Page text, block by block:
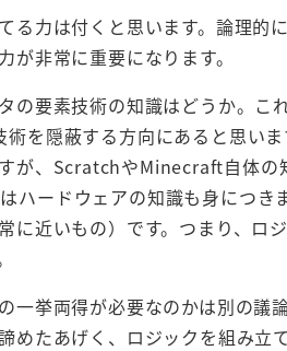
る力は付くと思います。論理的
が非常に重要になります。
の要素技術の知識はどうか。
を隠蔽する方向にあると思い
が、ScratchやMinecraft自体の
ハードウェアの知識も身につき
に近いもの）です。つまり、ロ
一挙両得が必要なのかは別の議
めたあげく、ロジックを組み立